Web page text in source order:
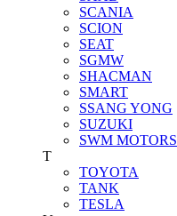
SCANIA
SCION
SEAT
SGMW
SHACMAN
SMART
SSANG YONG
SUZUKI
SWM MOTORS
T
TOYOTA
TANK
TESLA